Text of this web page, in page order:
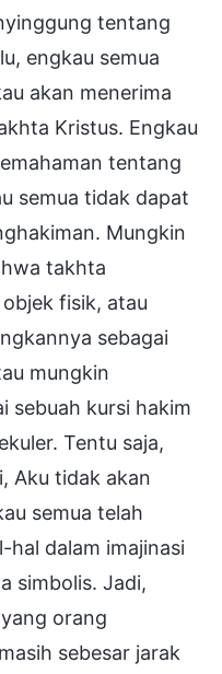
tentang
engkau semua
akan menerima
Kristus. Engkau
tentang
semua tidak dapat
Mungkin
takhta
fisik, atau
sebagai
mungkin
sebuah kursi hakim
Tentu saja,
Aku tidak akan
semua telah
hal dalam imajinasi
simbolis. Jadi,
orang
sebesar jarak